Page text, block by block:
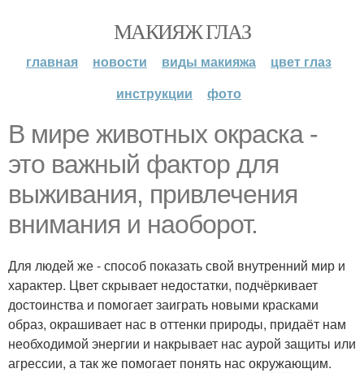
МАКИЯЖ ГЛАЗ
главная новости виды макияжа
цвет глаз
инструкции
фото
В мире животных окраска -
это важный фактор для
выживания, привлечения
внимания и наоборот.
Для людей же - способ показать свой внутренний мир и
характер. Цвет скрывает недостатки, подчёркивает
достоинства и помогает заиграть новыми красками
образ, окрашивает нас в оттенки природы, придаёт нам
необходимой энергии и накрывает нас аурой защиты или
агрессии, а так же помогает понять нас окружающим.